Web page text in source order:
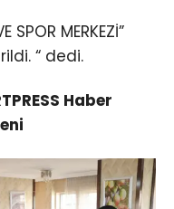
SPOR MERKEZİ”
“ dedi.
Haber